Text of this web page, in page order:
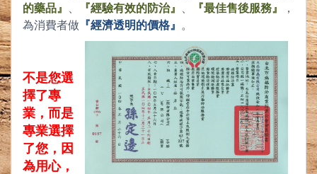
的藥品』
『經驗有效的防治』 『最佳售後服務』
，
為消費者做 『經濟透明的價格』 。
不是您選
擇了專
業，而是
專業選擇
了您，因
為用心，